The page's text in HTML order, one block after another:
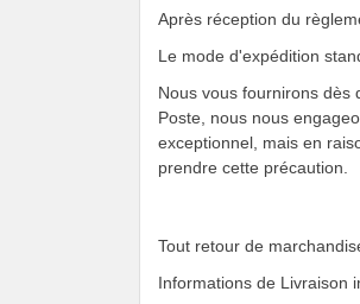
Après réception du
Le mode d'expédition
Nous vous fournirons dès
Poste, nous nous
exceptionnel, mais en
prendre cette précaution.
Tout retour de
Informations de Livraison